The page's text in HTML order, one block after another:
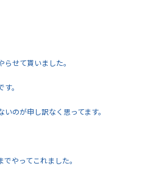
せて貰いました。
。
のが申し訳なく思ってます。
やってこれました。